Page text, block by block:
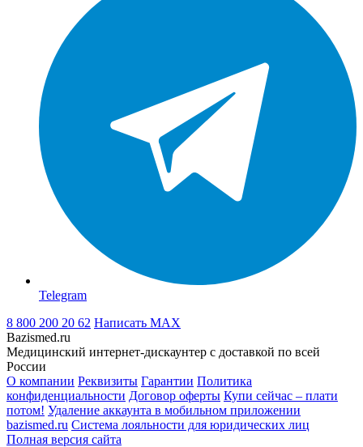
Telegram
8 800 200 20 62 Написать MAX
Bazismed.ru
Медицинский интернет-дискаунтер с доставкой по всей
России
О компании Реквизиты Гарантии Политика
конфиденциальности Договор оферты Купи сейчас – плати
потом! Удаление аккаунта в мобильном приложении
bazismed.ru Система лояльности для юридических лиц
Полная версия сайта